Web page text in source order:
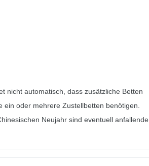
nicht automatisch, dass zusätzliche Betten
oder mehrere Zustellbetten benötigen.
Neujahr sind eventuell anfallende